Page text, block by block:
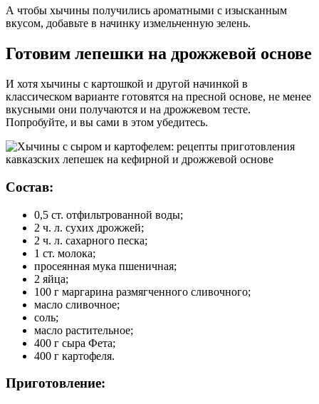
А чтобы хычины получились ароматными с изысканным
вкусом, добавьте в начинку измельченную зелень.
Готовим лепешки на дрожжевой основе
И хотя хычины с картошкой и другой начинкой в
классическом варианте готовятся на пресной основе, не менее
вкусными они получаются и на дрожжевом тесте.
Попробуйте, и вы сами в этом убедитесь.
Состав:
0,5 ст. отфильтрованной воды;
2 ч. л. сухих дрожжей;
2 ч. л. сахарного песка;
1 ст. молока;
просеянная мука пшеничная;
2 яйца;
100 г маргарина размягченного сливочного;
масло сливочное;
соль;
масло растительное;
400 г сыра Фета;
400 г картофеля.
Приготовление: